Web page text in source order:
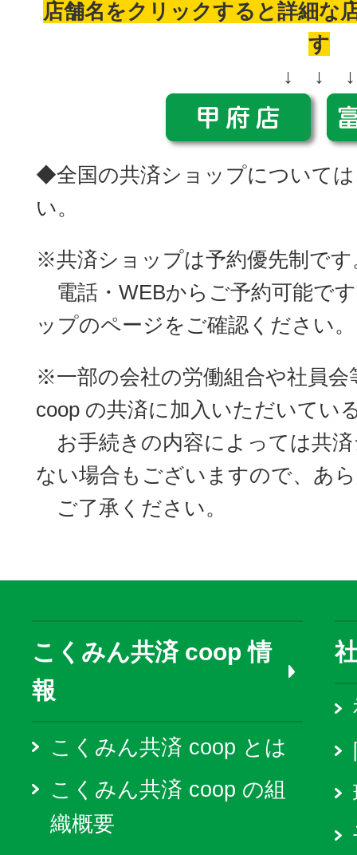
店舗名をクリックすると詳細な
す
↓ ↓ ↓
◆全国の共済ショップについて
い。
※共済ショップは予約優先制です
電話・WEBからご予約可能で
ップのページをご確認ください。
※一部の会社の労働組合や社員
coop の共済に加入いただいてい
お手続きの内容によっては共
ない場合もございますので、あ
ご了承ください。
こくみん共済 coop 情
報
こくみん共済 coop とは
こくみん共済 coop の組
織概要